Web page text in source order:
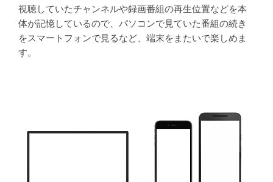
視聴していたチャンネルや録画番組の再生位置などを本
体が記憶しているので、パソコンで見ていた番組の続き
をスマートフォンで見るなど、端末をまたいで楽しめま
す。